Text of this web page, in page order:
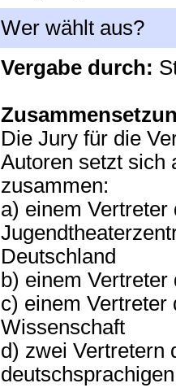
Wer wählt aus?
Vergabe durch:
Die Jury für die
Autoren setzt sich
zusammen:
a) einem Vertreter
Deutschland
b) einem
c) einem Vertreter
Wissenschaft
d) zwei Vertretern